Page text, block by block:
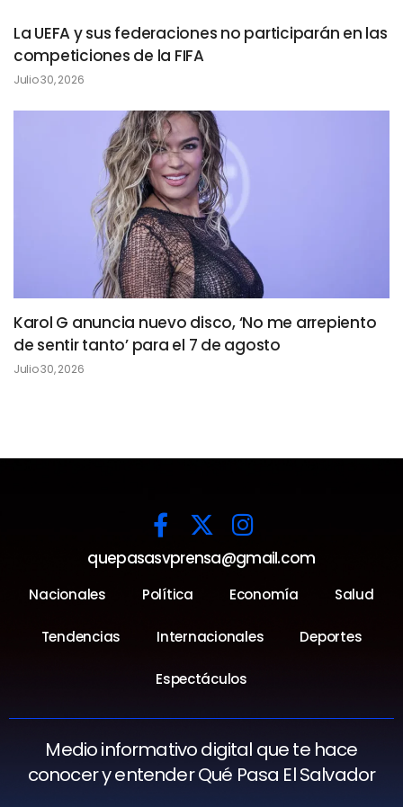
La UEFA y sus federaciones no participarán en las
competiciones de la FIFA
Julio 30, 2026
Karol G anuncia nuevo disco, ‘No me arrepiento
de sentir tanto’ para el 7 de agosto
Julio 30, 2026
quepasasvprensa@gmail.com
Nacionales Política Economía Salud
Tendencias Internacionales Deportes
Espectáculos
Medio informativo digital que te hace
conocer y entender Qué Pasa El Salvador